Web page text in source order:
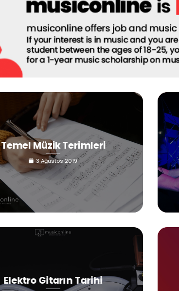
Temel Müzik Terimleri
3 Ağustos 2019
Elektro Gitarın Tarihi